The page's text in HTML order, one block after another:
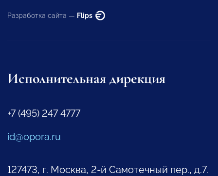
Разработка сайта — Flips
Исполнительная дирекция
+7 (495) 247 4777
id@opora.ru
127473, г. Москва, 2-й Самотечный пер., д.7.